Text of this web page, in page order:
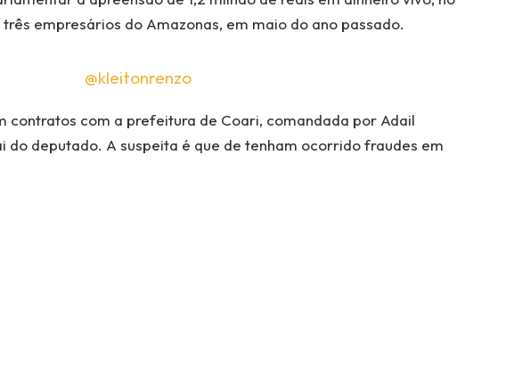
empresários do Amazonas, em maio do ano passado.
@kleitonrenzo
contratos com a prefeitura de Coari, comandada por Adail
do deputado. A suspeita é que de tenham ocorrido fraudes em